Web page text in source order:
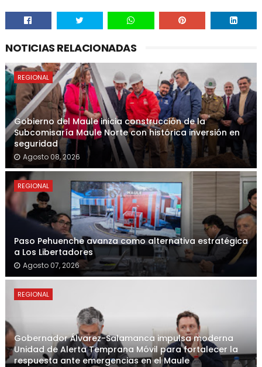
NOTICIAS RELACIONADAS
REGIONAL
Gobierno del Maule inicia construcción de la
Subcomisaría Maule Norte con histórica inversión en
seguridad
Agosto 08, 2026
REGIONAL
Paso Pehuenche avanza como alternativa estratégica
a Los Libertadores
Agosto 07, 2026
REGIONAL
Gobernador Álvarez-Salamanca impulsa moderna
Unidad de Alerta Temprana Móvil para fortalecer la
respuesta ante emergencias en el Maule